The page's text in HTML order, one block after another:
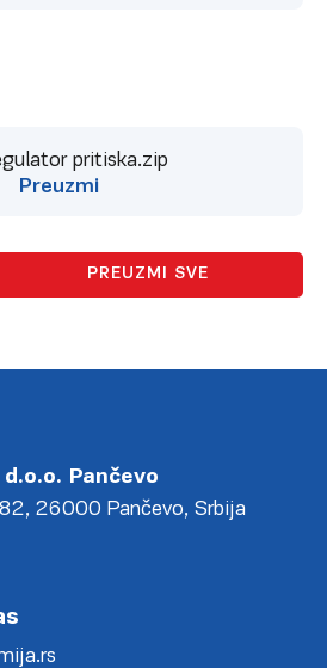
pritiska.zip
Preuzmi
PREUZMI SVE
Pančevo
26000 Pančevo, Srbija